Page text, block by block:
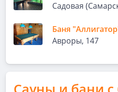
Садовая
Баня
Авроры, 147